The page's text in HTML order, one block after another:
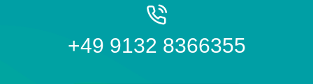
+49 9132 8366355